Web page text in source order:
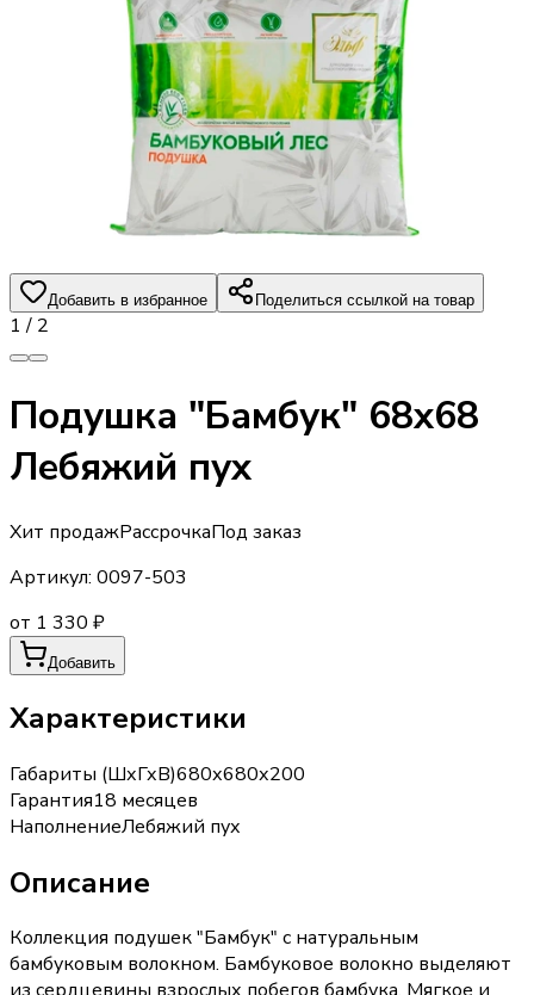
Добавить в избранное Поделиться ссылкой на товар
1 / 2
Подушка "Бамбук" 68х68
Лебяжий пух
Хит продажРассрочкаПод заказ
Артикул: 0097-503
от 1 330 ₽
Добавить
Характеристики
Габариты (ШхГхВ)680х680х200
Гарантия18 месяцев
НаполнениеЛебяжий пух
Описание
Коллекция подушек "Бамбук" с натуральным
бамбуковым волокном. Бамбуковое волокно выделяют